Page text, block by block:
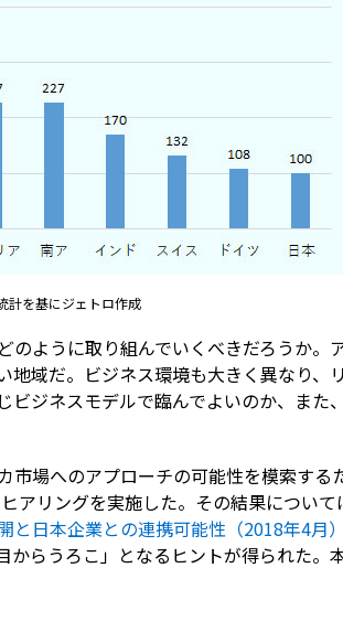
計を基にジェトロ作成
ように取り組んでいくべきだろうか。
地域だ。ビジネス環境も大きく異なり、
ビジネスモデルで臨んでよいのか、また
市場へのアプローチの可能性を模索する
アリングを実施した。その結果について
と日本企業との連携可能性（2018年4月）
からうろこ」となるヒントが得られた。